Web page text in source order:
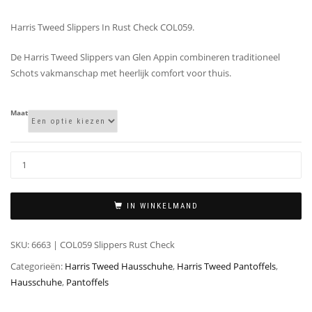
Harris Tweed Slippers In Rust Check COL059.
De Harris Tweed Slippers van Glen Appin combineren traditioneel
Schots vakmanschap met heerlijk comfort voor thuis.
Maat
IN WINKELMAND
SKU:6663 | COL059 Slippers Rust Check
Categorieën: Harris Tweed Hausschuhe, Harris Tweed Pantoffels,
Hausschuhe, Pantoffels